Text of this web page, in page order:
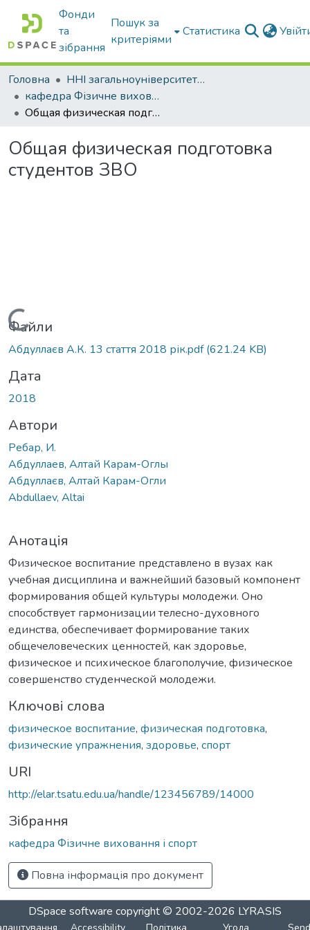
Фонди
та
зібрання
Пошук за
критеріями
Статистика
Головна
ННІ загальноуніверситетської підготовки
кафедра Фізичне виховання і спорт
Общая физическая подготовка студентов ЗВО
Общая физическая подготовка
студентов ЗВО
Вантажиться...
Файли
Абдуллаєв А.К. 13 стаття 2018 рік.pdf(621.24 KB)
Дата
2018
Автори
Ребар, И.
Абдуллаев, Алтай Карам-Оглы
Абдуллаєв, Алтай Карам-Огли
Abdullaev, Altai
Анотація
Физическое воспитание представлено в вузах как
учебная дисциплина и важнейший базовый компонент
формирования общей культуры молодежи. Оно
способствует гармонизации телесно-духовного
единства, обеспечивает формирование таких
общечеловеческих ценностей, как здоровье,
физическое и психическое благополучие, физическое
совершенство студенческой молодежи.
Ключові слова
физическое воспитание, физическая подготовка,
физические упражнения, здоровье, спорт
URI
http://elar.tsatu.edu.ua/handle/123456789/14000
Зібрання
кафедра Фізичне виховання і спорт
Повна інформація про документ
DSpace software copyright © 2002-2026 LYRASIS